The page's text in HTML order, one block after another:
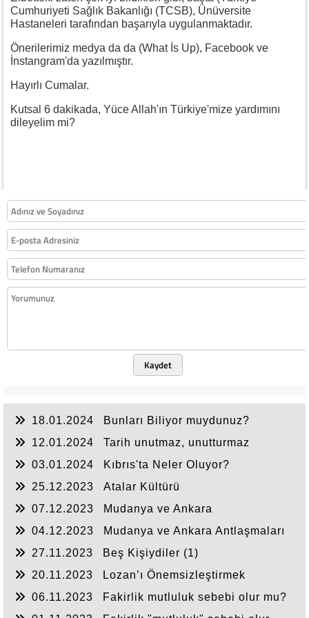
Cumhuriyeti Sağlık Bakanlığı (TCSB), Ünüversite
Hastaneleri tarafından başarıyla uygulanmaktadır.
Önerilerimiz medya da da (What İs Up), Facebook ve
İnstangram'da yazılmıştır.
Hayırlı Cumalar.
Kutsal 6 dakikada, Yüce Allah'ın Türkiye'mize yardımını
dileyelim mi?
Kaydet
18.01.2024
Bunları Biliyor muydunuz?
12.01.2024
Tarih unutmaz, unutturmaz
03.01.2024
Kıbrıs'ta Neler Oluyor?
25.12.2023
Atalar Kültürü
07.12.2023
Mudanya ve Ankara
04.12.2023
Mudanya ve Ankara Antlaşmaları
27.11.2023
Beş Kişiydiler (1)
20.11.2023
Lozan’ı Önemsizleştirmek
06.11.2023
Fakirlik mutluluk sebebi olur mu?